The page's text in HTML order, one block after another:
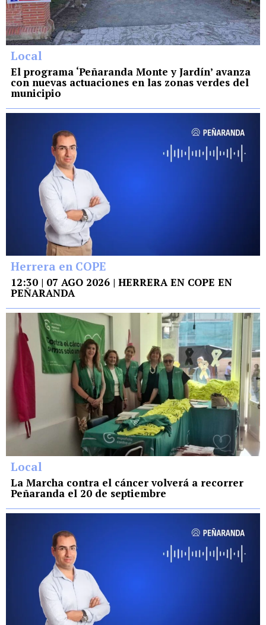
Local
El programa ‘Peñaranda Monte y Jardín’ avanza
con nuevas actuaciones en las zonas verdes del
municipio
Herrera en COPE
12:30 | 07 AGO 2026 | HERRERA EN COPE EN
PEÑARANDA
Local
La Marcha contra el cáncer volverá a recorrer
Peñaranda el 20 de septiembre